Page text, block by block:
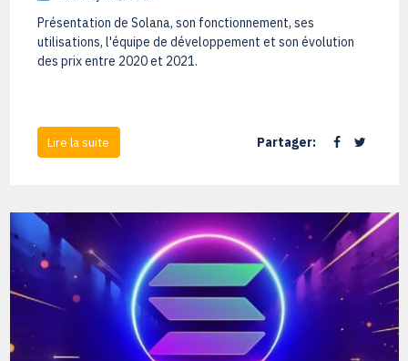
Présentation de Solana, son fonctionnement, ses
utilisations, l'équipe de développement et son évolution
des prix entre 2020 et 2021.
Lire la suite Partager: